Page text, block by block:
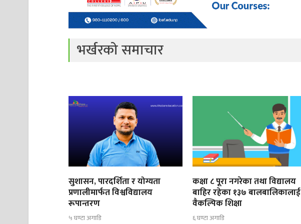
भर्खरको समाचार
सुशासन, पारदर्शिता र योग्यता
प्रणालीमार्फत विश्वविद्यालय
रूपान्तरण
५ घण्टा अगाडि
कक्षा ८ पूरा नगरेका तथा विद्यालय
बाहिर रहेका १३७ बालबालिकालाई
वैकल्पिक शिक्षा
६ घण्टा अगाडि